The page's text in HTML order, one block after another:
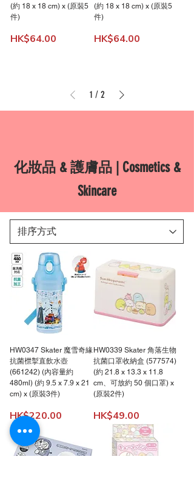
(約 18 x 18 cm) x (原裝5
件)
價格
HK$64.00
(約 18 x 18 cm) x (原裝5
件)
價格
HK$64.00
1 / 2
化妝品 & 護膚品 | Cosmetics &
Skincare
HW0347 Skater 魔雪奇緣
抗菌㯲掣直飲水壺
(661242) (內容量約
480ml) (約 9.5 x 7.9 x 21
cm) x (原裝3件)
價格
HK$220.00
HW0339 Skater 角落生物
抗菌口罩收納盒 (577574)
(約 21.8 x 13.3 x 11.8
cm、可放約 50 個口罩) x
(原裝2件)
價格
HK$49.00